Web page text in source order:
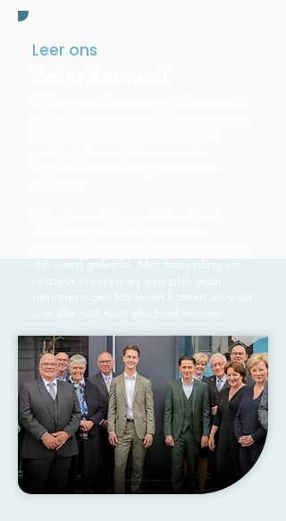
Leer ons
dat werd geleefd. Met toewijding en
respect creëren wij een plek waar
herinneringen tot leven komen en waar
u in alle rust kunt afscheid nemen.